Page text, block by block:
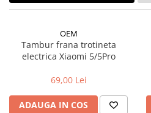
Biciclete pliabile
Biciclete de trekking
Biciclete Cursiere, Cyclocross
si Gravel
Scaun bicicleta copii
OEM
Tambur frana trotineta
electrica Xiaomi 5/5Pro
69,00 Lei
ADAUGA IN COS